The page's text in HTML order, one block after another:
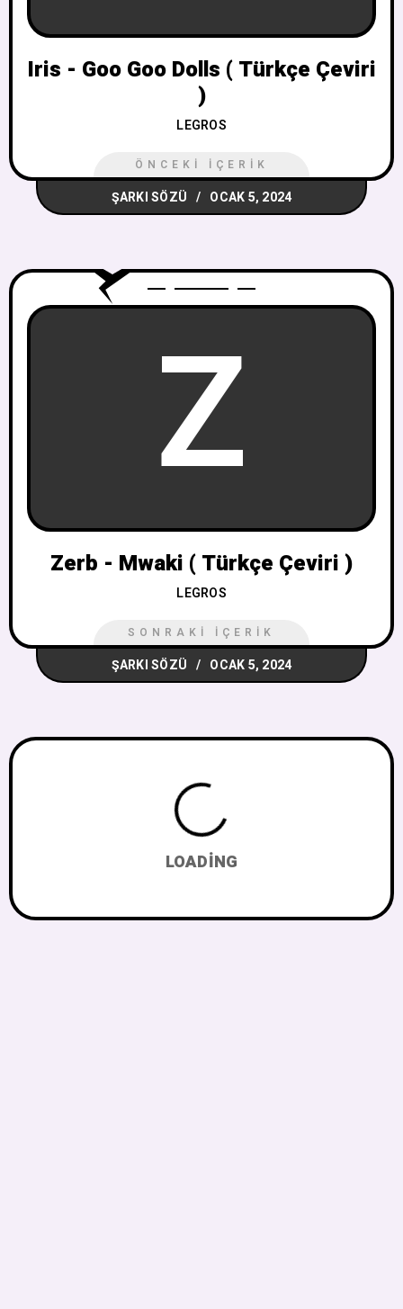
Iris - Goo Goo Dolls ( Türkçe Çeviri
)
LEGROS
ÖNCEKI İÇERIK
ŞARKI SÖZÜ OCAK 5, 2024
Z
Zerb - Mwaki ( Türkçe Çeviri )
LEGROS
SONRAKI İÇERIK
ŞARKI SÖZÜ OCAK 5, 2024
LOADING